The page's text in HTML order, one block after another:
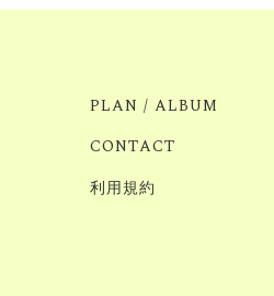
PLAN / ALBUM
CONTACT
利用規約